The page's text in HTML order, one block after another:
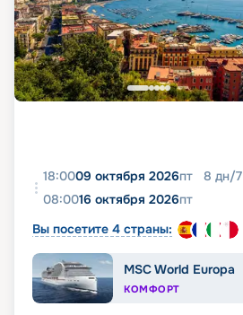
18:0009 октября 2026пт 8 дн/7
08:0016 октября 2026пт
Вы посетите 4 страны:
MSC World Europa
КОМФОРТ